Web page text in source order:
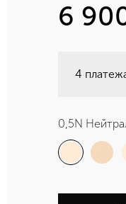
6
4
0,5N